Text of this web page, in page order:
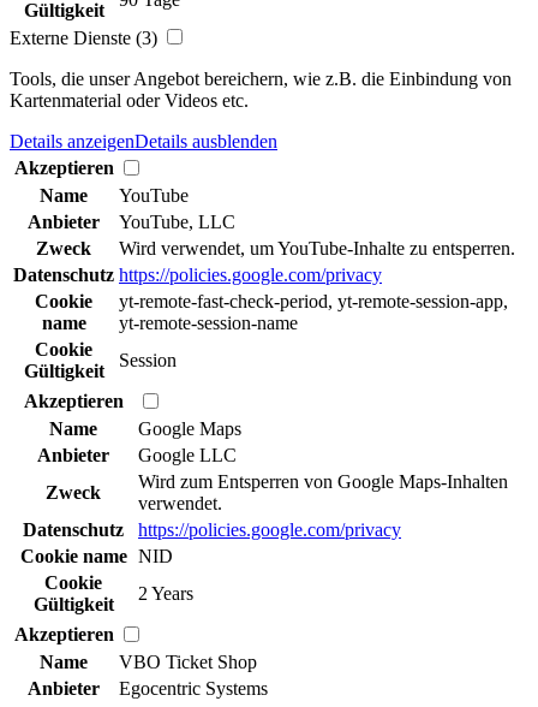
Gültigkeit
Externe Dienste (3)
Tools, die unser Angebot bereichern, wie z.B. die Einbindung von
Kartenmaterial oder Videos etc.
Details anzeigenDetails ausblenden
Akzeptieren
Name
YouTube
Anbieter
YouTube, LLC
Zweck
Wird verwendet, um YouTube-Inhalte zu entsperren.
Datenschutz https://policies.google.com/privacy
Cookie
name
yt-remote-fast-check-period, yt-remote-session-app,
yt-remote-session-name
Cookie
Gültigkeit
Session
Akzeptieren
Name
Google Maps
Anbieter
Google LLC
Zweck
Wird zum Entsperren von Google Maps-Inhalten
verwendet.
Datenschutz
https://policies.google.com/privacy
Cookie name NID
Cookie
Gültigkeit
2 Years
Akzeptieren
Name
VBO Ticket Shop
Anbieter
Egocentric Systems